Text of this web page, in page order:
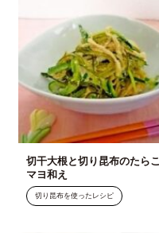
切干大根と切り昆布のたらこ
マヨ和え
切り昆布を使ったレシピ